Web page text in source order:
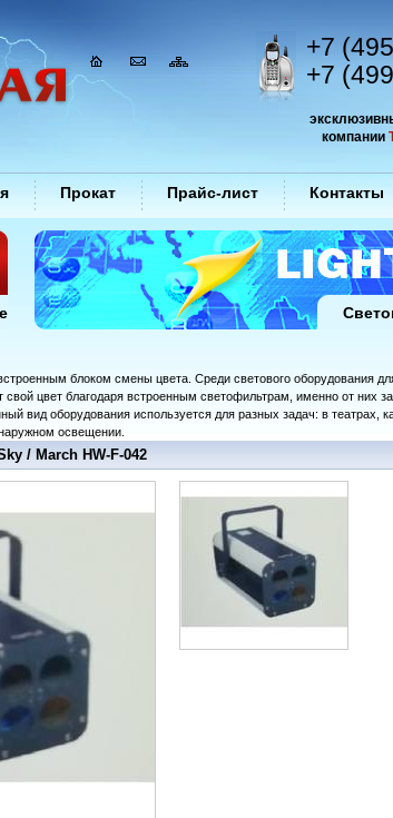
блоком смены цвета. Среди светового оборудования
цвет благодаря встроенным светофильтрам, именно от них
вид оборудования используется для разных задач: в театрах,
освещении.
/ March HW-F-042
компании
+7
+7
Прокат Прайс-лист Контакты